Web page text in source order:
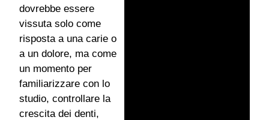
dovrebbe essere
vissuta solo come
risposta a una carie o
a un dolore, ma come
un momento per
familiarizzare con lo
studio, controllare la
crescita dei denti,